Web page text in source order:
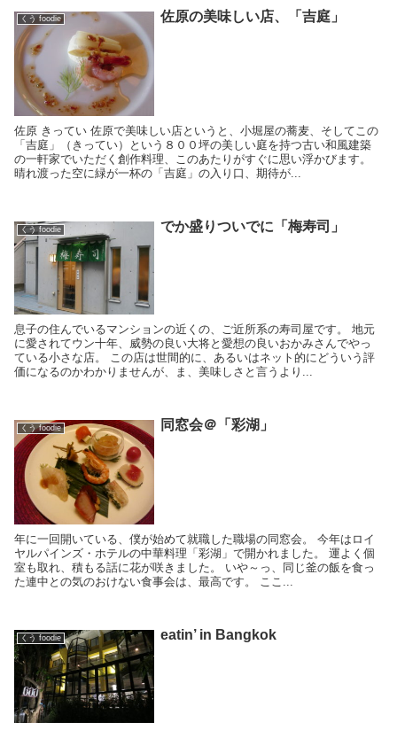
くう foodie 佐原の美味しい店、「吉庭」
佐原 きってい 佐原で美味しい店というと、小堀屋の蕎麦、そしてこの
「吉庭」（きってい）という８００坪の美しい庭を持つ古い和風建築
の一軒家でいただく創作料理、このあたりがすぐに思い浮かびます。
晴れ渡った空に緑が一杯の「吉庭」の入り口、期待が...
くう foodie でか盛りついでに「梅寿司」
息子の住んでいるマンションの近くの、ご近所系の寿司屋です。 地元
に愛されてウン十年、威勢の良い大将と愛想の良いおかみさんでやっ
ている小さな店。 この店は世間的に、あるいはネット的にどういう評
価になるのかわかりませんが、ま、美味しさと言うより...
くう foodie 同窓会＠「彩湖」
年に一回開いている、僕が始めて就職した職場の同窓会。 今年はロイ
ヤルパインズ・ホテルの中華料理「彩湖」で開かれました。 運よく個
室も取れ、積もる話に花が咲きました。 いや～っ、同じ釜の飯を食っ
た連中との気のおけない食事会は、最高です。 ここ...
くう foodie eatin’ in Bangkok